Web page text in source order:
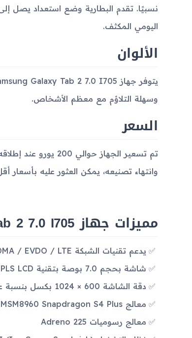
اليومي المكثف.
الألوان
وسهلة التلاؤم مع معظم الأشخاص.
السعر
تم تسعير الجهاز
وانتهاء تصنيعه، يمكن العثور عليه بأسعار
مميزات جهاز Samsung Galaxy Tab 2 7.0 I705
يدعم تقنيات الشبكة CDMA / EVDO / LTE
شاشة بحجم 7.0 بوصة بتقنية PLS LCD
دقة الشاشة 600 × 1024 بكسل بنسبة عرض إلى ارتفاع 16:9
معالج Qualcomm MSM8960 Snapdragon S4 Plus ثنائي النواة بسرعة 1.2 جيجاهرتز
معالج رسوميات Adreno 225